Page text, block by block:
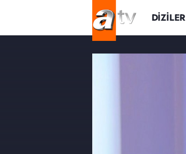
DİZİLER